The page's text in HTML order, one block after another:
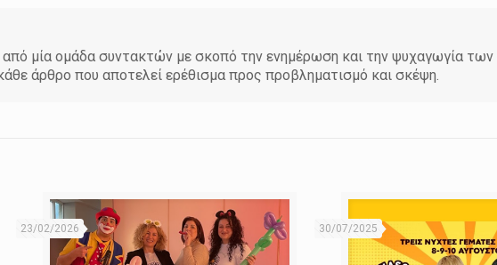
μία ομάδα συντακτών με σκοπό την ενημέρωση και την ψυχαγωγία
άρθρο που αποτελεί ερέθισμα προς προβληματισμό και σκέψη.
23/02/2026 30/07/2025